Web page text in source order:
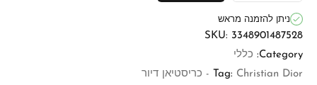
ניתן להזמנה מראש
SKU: 3348901487528
Category:
כללי
Tag: Christian Dior - כריסטיאן דיור